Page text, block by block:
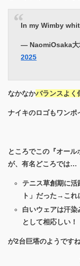
In my Wimby
— NaomiOsaka
2025
なかなかバランスよく
ナイキのロゴもワンポ
ところでこの『オー
が、有名どころでは…
テニス草創期に
ト」だった→これ
白いウェアは汗
として相応しい！
が2台巨塔のようですね